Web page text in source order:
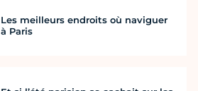
Les meilleurs endroits où naviguer
à Paris